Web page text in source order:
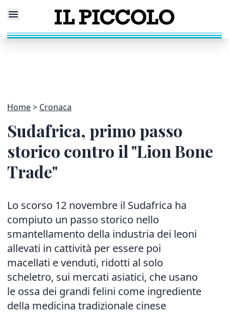
Home Cronaca
Sudafrica, primo passo
storico contro il "Lion Bone
Trade"
Lo scorso 12 novembre il Sudafrica ha
compiuto un passo storico nello
smantellamento della industria dei leoni
allevati in cattività per essere poi
macellati e venduti, ridotti al solo
scheletro, sui mercati asiatici, che usano
le ossa dei grandi felini come ingrediente
della medicina tradizionale cinese